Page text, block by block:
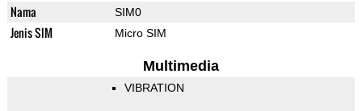
Nama SIM0
Jenis SIM Micro SIM
Multimedia
VIBRATION